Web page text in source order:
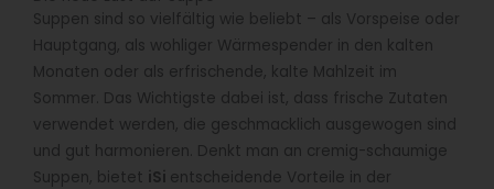
Suppen sind so vielfältig wie beliebt – als Vorspeise oder
Hauptgang, als wohliger Wärmespender in den kalten
Monaten oder als erfrischende, kalte Mahlzeit im
Sommer. Das Wichtigste dabei ist, dass frische Zutaten
verwendet werden, die geschmacklich ausgewogen sind
und gut harmonieren. Denkt man an cremig-schaumige
Suppen, bietet iSi entscheidende Vorteile in der